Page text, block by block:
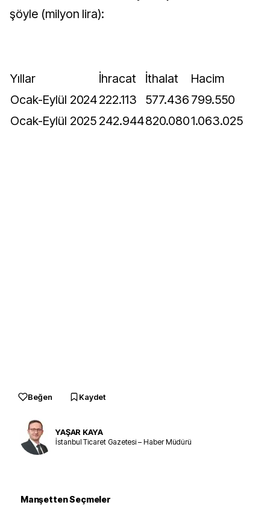
şöyle (milyon lira):
Yıllar İhracat İthalat
Hacim
Ocak-Eylül 2024222.113 577.436 799.550
Ocak-Eylül 2025 242.944820.0801.063.025
Beğen Kaydet
YAŞAR KAYA
İstanbul Ticaret Gazetesi – Haber Müdürü
Manşetten Seçmeler